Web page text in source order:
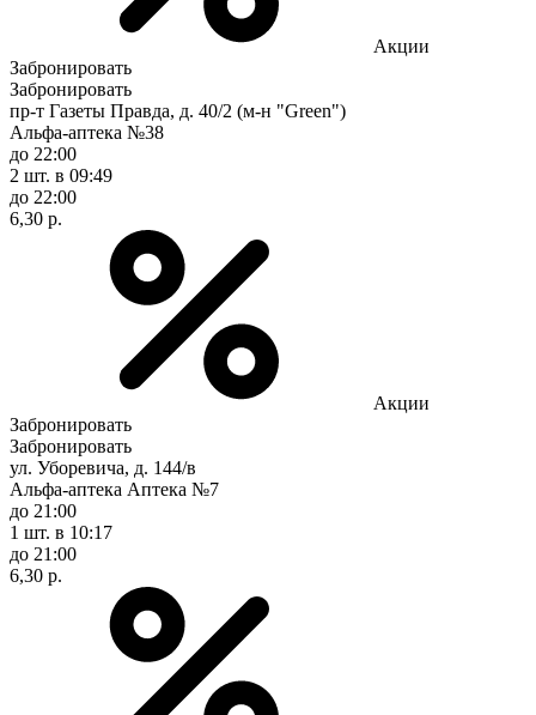
Акции
Забронировать
Забронировать
пр-т Газеты Правда, д. 40/2 (м-н "Green")
Альфа-аптека №38
до 22:00
2 шт. в 09:49
до 22:00
6,30 р.
Акции
Забронировать
Забронировать
ул. Уборевича, д. 144/в
Альфа-аптека Аптека №7
до 21:00
1 шт. в 10:17
до 21:00
6,30 р.